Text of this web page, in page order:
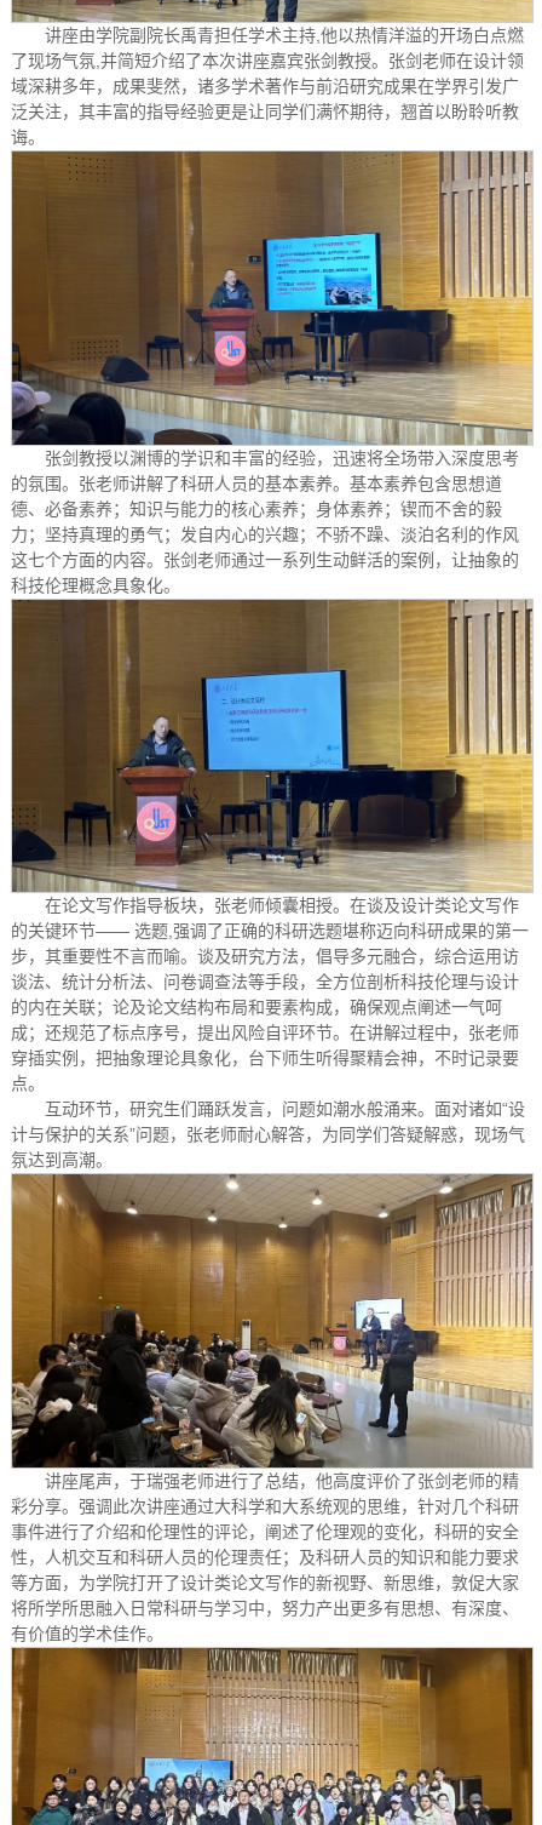
讲座由学院副院长禹青担任学术主持,他以热情洋溢的开场白点燃
了现场气氛,并简短介绍了本次讲座嘉宾张剑教授。张剑老师在设计领
域深耕多年，成果斐然，诸多学术著作与前沿研究成果在学界引发广
泛关注，其丰富的指导经验更是让同学们满怀期待，翘首以盼聆听教
诲。
张剑教授以渊博的学识和丰富的经验，迅速将全场带入深度思考
的氛围。张老师讲解了科研人员的基本素养。基本素养包含思想道
德、必备素养；知识与能力的核心素养；身体素养；锲而不舍的毅
力；坚持真理的勇气；发自内心的兴趣；不骄不躁、淡泊名利的作风
这七个方面的内容。张剑老师通过一系列生动鲜活的案例，让抽象的
科技伦理概念具象化。
在论文写作指导板块，张老师倾囊相授。在谈及设计类论文写作
的关键环节—— 选题,强调了正确的科研选题堪称迈向科研成果的第一
步，其重要性不言而喻。谈及研究方法，倡导多元融合，综合运用访
谈法、统计分析法、问卷调查法等手段，全方位剖析科技伦理与设计
的内在关联；论及论文结构布局和要素构成，确保观点阐述一气呵
成；还规范了标点序号，提出风险自评环节。在讲解过程中，张老师
穿插实例，把抽象理论具象化，台下师生听得聚精会神，不时记录要
点。
互动环节，研究生们踊跃发言，问题如潮水般涌来。面对诸如“设
计与保护的关系”问题，张老师耐心解答，为同学们答疑解惑，现场气
氛达到高潮。
讲座尾声，于瑞强老师进行了总结，他高度评价了张剑老师的精
彩分享。强调此次讲座通过大科学和大系统观的思维，针对几个科研
事件进行了介绍和伦理性的评论，阐述了伦理观的变化，科研的安全
性，人机交互和科研人员的伦理责任；及科研人员的知识和能力要求
等方面，为学院打开了设计类论文写作的新视野、新思维，敦促大家
将所学所思融入日常科研与学习中，努力产出更多有思想、有深度、
有价值的学术佳作。